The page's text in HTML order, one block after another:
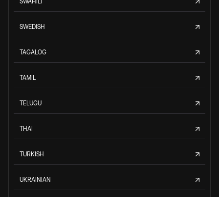
SWEDISH
TAGALOG
TAMIL
TELUGU
THAI
TURKISH
UKRAINIAN